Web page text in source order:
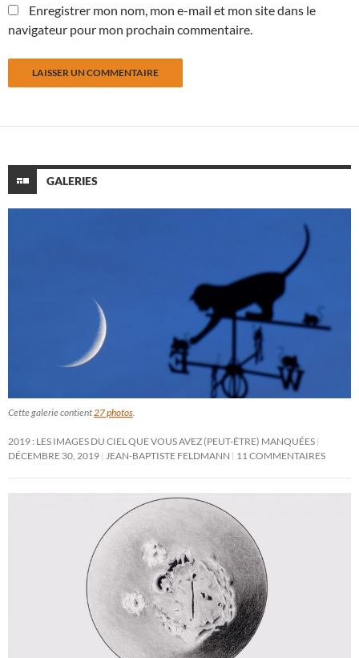
Enregistrer mon nom, mon e-mail et mon site dans le
navigateur pour mon prochain commentaire.
GALERIES
Cette galerie contient 27 photos
2019 : LES IMAGES DU CIEL QUE VOUS AVEZ (PEUT-ÊTRE) MANQUÉES
DÉCEMBRE 30, 2019
JEAN-BAPTISTE FELDMANN 11 COMMENTAIRES